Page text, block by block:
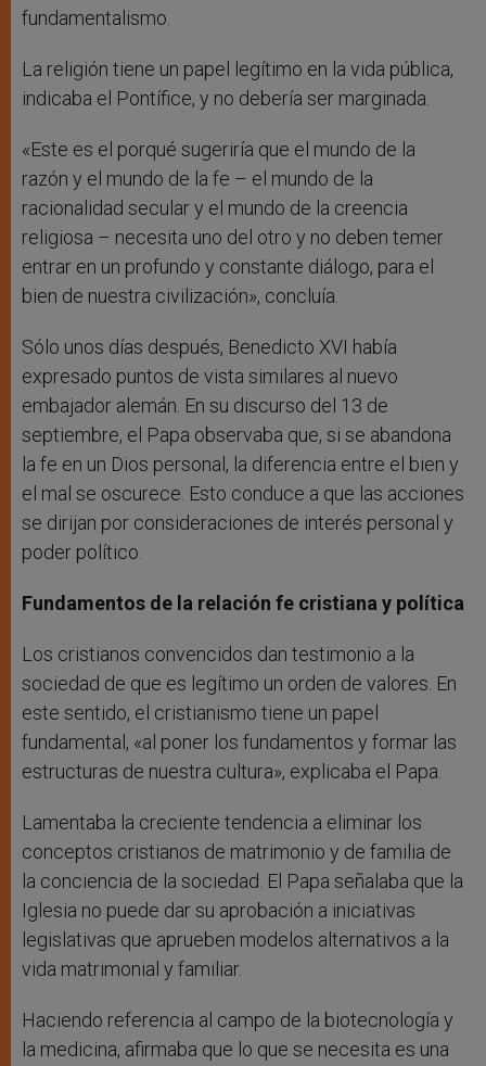
fundamentalismo.
La religión tiene un papel legítimo en la vida pública,
indicaba el Pontífice, y no debería ser marginada.
«Este es el porqué sugeriría que el mundo de la
razón y el mundo de la fe – el mundo de la
racionalidad secular y el mundo de la creencia
religiosa – necesita uno del otro y no deben temer
entrar en un profundo y constante diálogo, para el
bien de nuestra civilización», concluía.
Sólo unos días después, Benedicto XVI había
expresado puntos de vista similares al nuevo
embajador alemán. En su discurso del 13 de
septiembre, el Papa observaba que, si se abandona
la fe en un Dios personal, la diferencia entre el bien y
el mal se oscurece. Esto conduce a que las acciones
se dirijan por consideraciones de interés personal y
poder político.
Fundamentos de la relación fe cristiana y política
Los cristianos convencidos dan testimonio a la
sociedad de que es legítimo un orden de valores. En
este sentido, el cristianismo tiene un papel
fundamental, «al poner los fundamentos y formar las
estructuras de nuestra cultura», explicaba el Papa.
Lamentaba la creciente tendencia a eliminar los
conceptos cristianos de matrimonio y de familia de
la conciencia de la sociedad. El Papa señalaba que la
Iglesia no puede dar su aprobación a iniciativas
legislativas que aprueben modelos alternativos a la
vida matrimonial y familiar.
Haciendo referencia al campo de la biotecnología y
la medicina, afirmaba que lo que se necesita es una